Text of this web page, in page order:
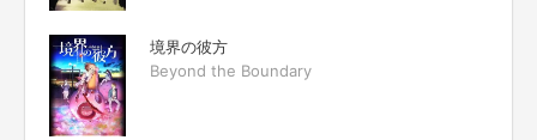
境界の彼方
Beyond the Boundary